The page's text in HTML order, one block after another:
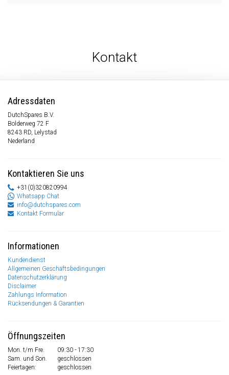
Kontakt
Adressdaten
DutchSpares B.V.
Bolderweg 72 F
8243 RD, Lelystad
Nederland
Kontaktieren Sie uns
+31(0)320820994
Whatsapp Chat
info@dutchspares.com
Kontakt Formular
Informationen
Kundendienst
Allgemeinen Geschäftsbedingungen
Datenschutzerklärung
Disclaimer
Zahlungs Information
Rücksendungen & Garantien
Öffnungszeiten
Mon. t/m Fre.
09:30 - 17:30
Sam. und Son.
geschlossen
Feiertagen:
geschlossen